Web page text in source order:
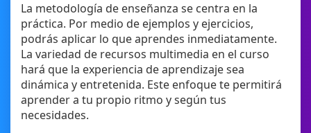
La metodología de enseñanza se centra en la
práctica. Por medio de ejemplos y ejercicios,
podrás aplicar lo que aprendes inmediatamente.
La variedad de recursos multimedia en el curso
hará que la experiencia de aprendizaje sea
dinámica y entretenida. Este enfoque te permitirá
aprender a tu propio ritmo y según tus
necesidades.